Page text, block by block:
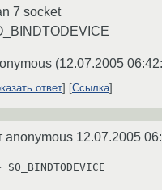
7 socket
(12.07.2005
ответ Ссылка
anonymous 12.07.2005
SO_BINDTODEVICE